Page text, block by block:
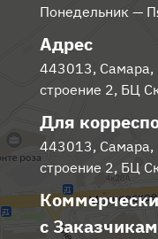
Понедельник —
Адрес
443013, Самара,
строение 2, БЦ
Для
443013, Самара,
строение 2, БЦ
с